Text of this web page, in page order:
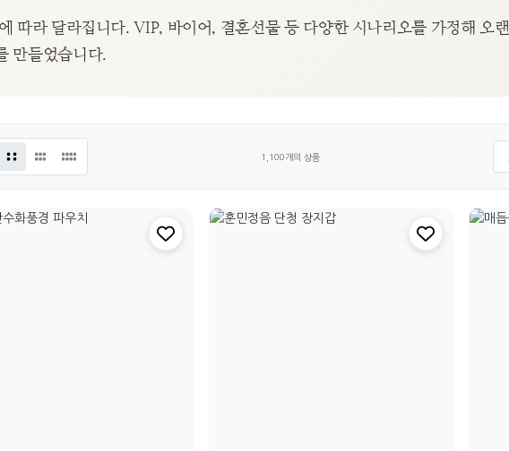
따라 달라집니다. VIP, 바이어, 결혼선물 등 다양한 시나리오를 가정해 오랜
만들었습니다.
1,100개의 상품